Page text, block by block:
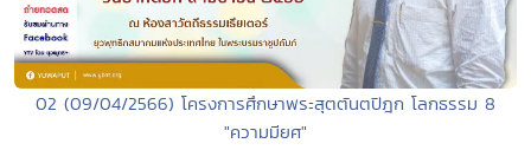
02 (09/04/2566) โครงการศึกษาพระสุตตันตปิฎก โลกธรรม 8
"ความมียศ"